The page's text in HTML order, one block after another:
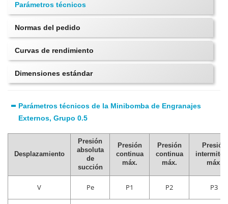
Parámetros técnicos
Normas del pedido
Curvas de rendimiento
Dimensiones estándar
Parámetros técnicos de la Minibomba de Engranajes
Externos, Grupo 0.5
Desplazamiento
Presión
absoluta
de
succión
Presión
continua
máx.
Presión
continua
máx.
Presión
máx.
V Pe P1 P2 P3